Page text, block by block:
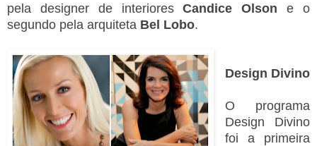
pela designer de interioresCandice Olson e o
segundo pela arquiteta Bel Lobo.
Design Divino
O programa
Design Divino
foi a primeira